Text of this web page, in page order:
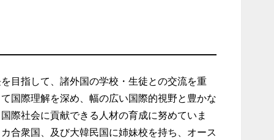
目指して、諸外国の学校・生徒との交流を重
国際理解を深め、幅の広い国際的視野と豊かな
際社会に貢献できる人材の育成に努めていま
合衆国、及び大韓民国に姉妹校を持ち、オース